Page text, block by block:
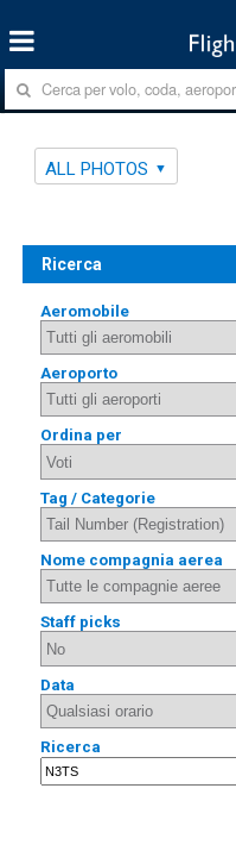
ALL PHOTOS
Ricerca
Aeromobile
Aeroporto
Ordina per
Tag / Categorie
Nome compagnia aerea
Staff picks
Data
Ricerca